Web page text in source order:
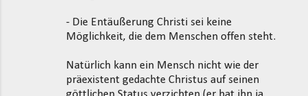
- Die Entäußerung Christi sei keine
Möglichkeit, die dem Menschen offen steht.
Natürlich kann ein Mensch nicht wie der
präexistent gedachte Christus auf seinen